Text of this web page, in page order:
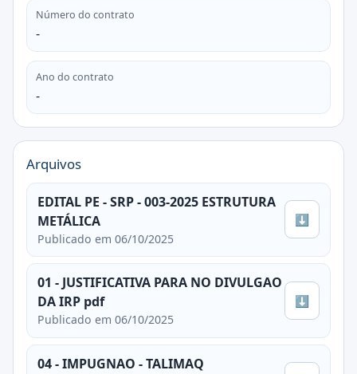
Número do contrato
-
Ano do contrato
-
Arquivos
EDITAL PE - SRP - 003-2025 ESTRUTURA
METÁLICA
Publicado em 06/10/2025
⬇
01 - JUSTIFICATIVA PARA NO DIVULGAO
DA IRP pdf
Publicado em 06/10/2025
⬇
04 - IMPUGNAO - TALIMAQ